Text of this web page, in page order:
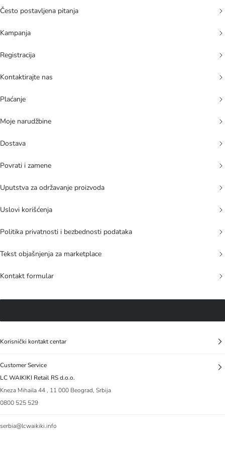
Često postavljena pitanja
Kampanja
Registracija
Kontaktirajte nas
Plaćanje
Moje narudžbine
Dostava
Povrati i zamene
Uputstva za održavanje proizvoda
Uslovi korišćenja
Politika privatnosti i bezbednosti podataka
Tekst objašnjenja za marketplace
Kontakt formular
Korisnički kontakt centar
Customer Service
LC WAIKIKI Retail RS d.o.o.
Kneza Mihaila 44 , 11 000 Beograd, Srbija
0800 525 529
serbia@lcwaikiki.info